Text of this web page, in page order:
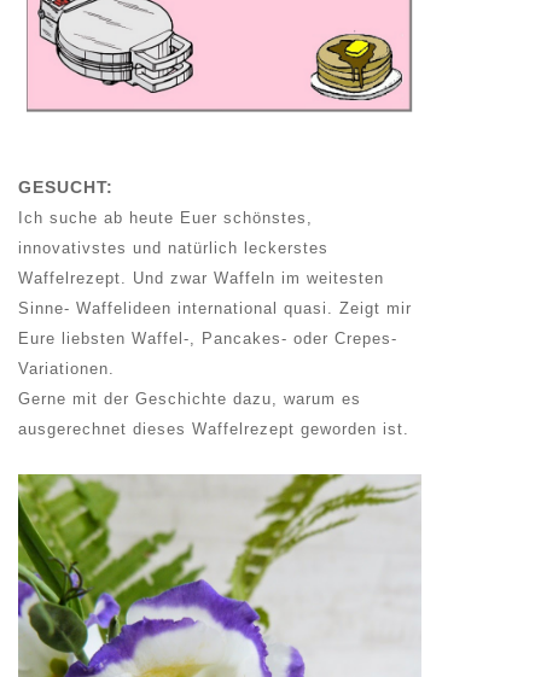
GESUCHT:
Ich suche ab heute Euer schönstes,
innovativstes und natürlich leckerstes
Waffelrezept. Und zwar Waffeln im weitesten
Sinne- Waffelideen international quasi. Zeigt mir
Eure liebsten Waffel-, Pancakes- oder Crepes-
Variationen.
Gerne mit der Geschichte dazu, warum es
ausgerechnet dieses Waffelrezept geworden ist.